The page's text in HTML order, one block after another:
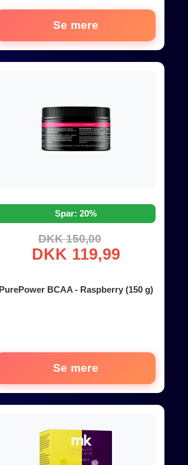
Se mere
Spar: 20%
DKK 150,00
DKK 119,99
PurePower BCAA - Raspberry (150 g)
Se mere